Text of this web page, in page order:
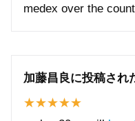
medex over the
加藤昌良に投稿され